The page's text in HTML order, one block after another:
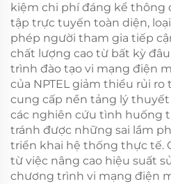
kiệm chi phí đáng kể thông
tập trực tuyến toàn diện,
phép người tham gia tiếp
chất lượng cao từ bất kỳ
trình đào tạo vi mạng điện
của NPTEL giảm thiểu rủi
cung cấp nền tảng lý
các nghiên cứu tình huống
tránh được những sai lầm
triển khai hệ thống thực tế.
từ việc nâng cao hiệu suất
chương trình vi mạng điện